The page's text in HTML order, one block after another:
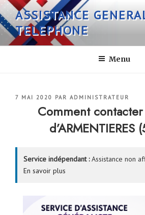
Aller
au
contenu
principal
ASSISTANCE
TELEPHONE
Menu
PUBLIÉ
7 MAI 2020 PAR ADMINISTRATEUR
Comment contacter
d’ARMENTIERES
Service indépendant :Assistance non
En savoir plus